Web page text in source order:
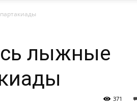
лыжные
371